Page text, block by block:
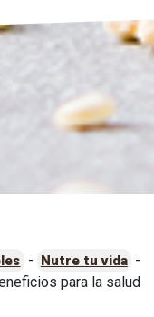
- Nutre tu vida -
para la salud